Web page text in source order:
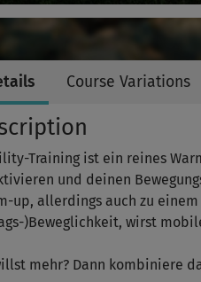
Course Variations
Training ist ein reines
und deinen
up, allerdings auch zu
)Beweglichkeit, wirst
mehr? Dann kombiniere